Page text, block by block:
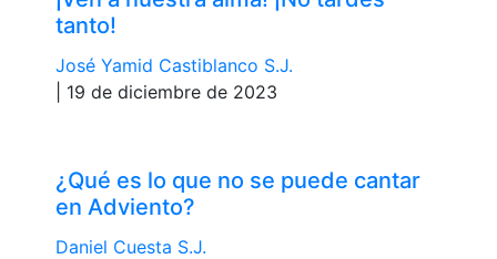
tanto!
José Yamid Castiblanco S.J.
| 19 de diciembre de 2023
¿Qué es lo que no se puede cantar
en Adviento?
Daniel Cuesta S.J.